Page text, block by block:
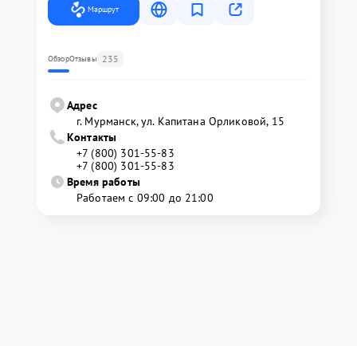
Маршрут
ОбзорОтзывы 235
Адрес
г. Мурманск, ул. Капитана Орликовой, 15
Контакты
+7 (800) 301-55-83
+7 (800) 301-55-83
Время работы
Работаем с 09:00 до 21:00